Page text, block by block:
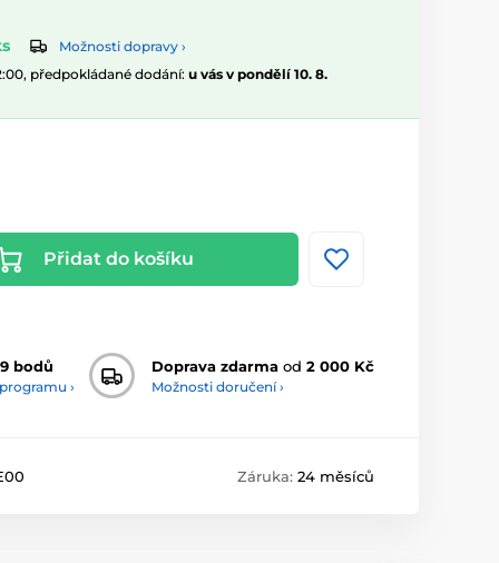
Možnosti dopravy ›
předpokládané dodání: u vás v pondělí 10. 8.
Přidat do košíku
bodů
›
Doprava zdarma od 2 000 Kč
Možnosti doručení ›
Záruka: 24 měsíců